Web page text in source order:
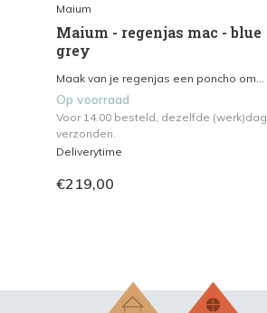
Maium
Maium - regenjas mac - blue
grey
Maak van je regenjas een poncho om...
Op voorraad
Voor 14.00 besteld, dezelfde (werk)dag
verzonden.
Deliverytime
€219,00